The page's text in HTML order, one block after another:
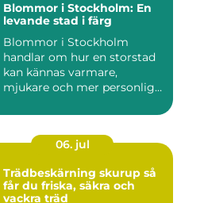
Blommor i Stockholm: En
levande stad i färg
Blommor i Stockholm
handlar om hur en storstad
kan kännas varmare,
mjukare och mer personlig
06. jul
Trädbeskärning skurup så
får du friska, säkra och
vackra träd